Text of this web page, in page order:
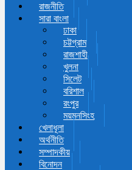
রাজনীতি
সারা বাংলা
ঢাকা
চট্টগ্রাম
রাজশাহী
খুলনা
সিলেট
বরিশাল
রংপুর
ময়মনসিংহ
খেলাধূলা
অর্থনীতি
সম্পাদকীয়
বিনোদন